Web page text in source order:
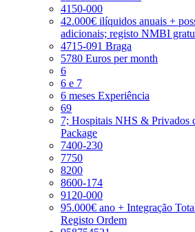
4150-000
42.000€ ilíquidos anuais +
adicionais; registo NMBI
4715-091 Braga
5780 Euros per month
6
6 e 7
6 meses Experiência
69
7; Hospitais NHS & Privados
Package
7400-230
7750
8200
8600-174
9120-000
95.000€ ano + Integração
Registo Ordem